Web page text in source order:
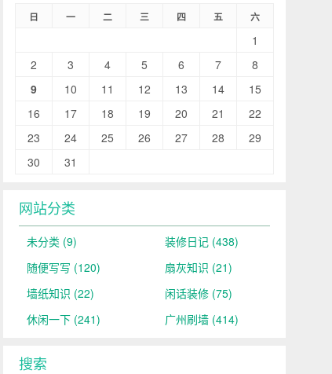
日 一 二 三 四 五 六
1
2
3 4 5 6 7
8
9
10 11 12 13 14
15
16
17 18 19 20 21
22
23
24 25 26 27 28
29
30
31
网站分类
未分类 (9) 装修日记 (438)
随便写写 (120) 扇灰知识 (21)
墙纸知识 (22) 闲话装修 (75)
休闲一下 (241) 广州刷墙 (414)
搜索